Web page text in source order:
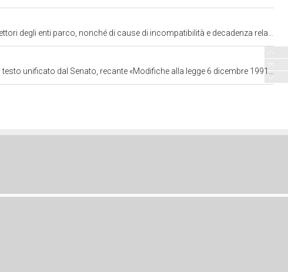
nonché di cause di incompatibilità e decadenza relative a tali cariche" (2023)
Costiera, dell'Associazione Nazionale Costruttori Edili (ANCE), della Confederazione Italiana Agricoltori (CIA), della Confederazione Generale Agricoltura Italiana (Confagricoltura) e della Coldiretti, della Federazione delle Associazioni Nazionali Venatorie Riconosciute (Fe.NA.Ve.Ri), del Touring Club Italiano e delle organizzazioni sindacali della CGIL, CISL e della UIL.